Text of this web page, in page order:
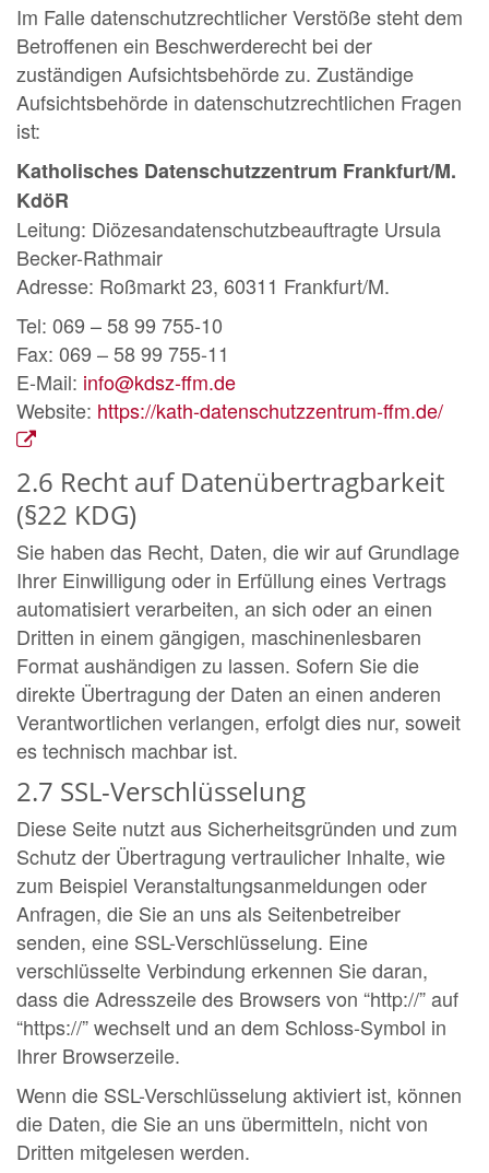
Im Falle datenschutzrechtlicher Verstöße steht dem
Betroffenen ein Beschwerderecht bei der
zuständigen Aufsichtsbehörde zu. Zuständige
Aufsichtsbehörde in datenschutzrechtlichen Fragen
ist:
Katholisches Datenschutzzentrum Frankfurt/M.
KdöR
Leitung: Diözesandatenschutzbeauftragte Ursula
Becker-Rathmair
Adresse: Roßmarkt 23, 60311 Frankfurt/M.
Tel: 069 – 58 99 755-10
Fax: 069 – 58 99 755-11
E-Mail: info@kdsz-ffm.de
Website: https://kath-datenschutzzentrum-ffm.de/
2.6 Recht auf Datenübertragbarkeit
(§22 KDG)
Sie haben das Recht, Daten, die wir auf Grundlage
Ihrer Einwilligung oder in Erfüllung eines Vertrags
automatisiert verarbeiten, an sich oder an einen
Dritten in einem gängigen, maschinenlesbaren
Format aushändigen zu lassen. Sofern Sie die
direkte Übertragung der Daten an einen anderen
Verantwortlichen verlangen, erfolgt dies nur, soweit
es technisch machbar ist.
2.7 SSL-Verschlüsselung
Diese Seite nutzt aus Sicherheitsgründen und zum
Schutz der Übertragung vertraulicher Inhalte, wie
zum Beispiel Veranstaltungsanmeldungen oder
Anfragen, die Sie an uns als Seitenbetreiber
senden, eine SSL-Verschlüsselung. Eine
verschlüsselte Verbindung erkennen Sie daran,
dass die Adresszeile des Browsers von “http://” auf
“https://” wechselt und an dem Schloss-Symbol in
Ihrer Browserzeile.
Wenn die SSL-Verschlüsselung aktiviert ist, können
die Daten, die Sie an uns übermitteln, nicht von
Dritten mitgelesen werden.